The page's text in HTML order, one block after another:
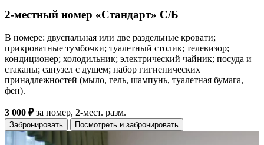
2-местный номер «Стандарт» С/Б
В номере: двуспальная или две раздельные кровати;
прикроватные тумбочки; туалетный столик; телевизор;
кондиционер; холодильник; электрический чайник; посуда и
стаканы; санузел с душем; набор гигиенических
принадлежностей (мыло, гель, шампунь, туалетная бумага,
фен).
3 000 ₽за номер, 2-мест. разм.
Забронировать Посмотреть и забронировать